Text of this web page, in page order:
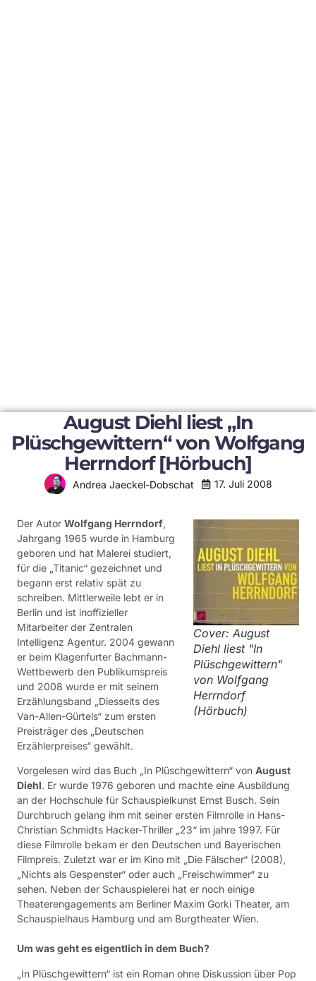
August Diehl liest „In
Plüschgewittern“ von Wolfgang
Herrndorf [Hörbuch]
Andrea Jaeckel-Dobschat 17. Juli 2008
Cover: August
Diehl liest "In
Plüschgewittern"
von Wolfgang
Herrndorf
(Hörbuch)
Der Autor Wolfgang Herrndorf,
Jahrgang 1965 wurde in Hamburg
geboren und hat Malerei studiert,
für die „Titanic“ gezeichnet und
begann erst relativ spät zu
schreiben. Mittlerweile lebt er in
Berlin und ist inoffizieller
Mitarbeiter der Zentralen
Intelligenz Agentur. 2004 gewann
er beim Klagenfurter Bachmann-
Wettbewerb den Publikumspreis
und 2008 wurde er mit seinem
Erzählungsband „Diesseits des
Van-Allen-Gürtels“ zum ersten
Preisträger des „Deutschen
Erzählerpreises“ gewählt.
Vorgelesen wird das Buch „In Plüschgewittern“ von August
Diehl. Er wurde 1976 geboren und machte eine Ausbildung
an der Hochschule für Schauspielkunst Ernst Busch. Sein
Durchbruch gelang ihm mit seiner ersten Filmrolle in Hans-
Christian Schmidts Hacker-Thriller „23“ im jahre 1997. Für
diese Filmrolle bekam er den Deutschen und Bayerischen
Filmpreis. Zuletzt war er im Kino mit „Die Fälscher“ (2008),
„Nichts als Gespenster“ oder auch „Freischwimmer“ zu
sehen. Neben der Schauspielerei hat er noch einige
Theaterengagements am Berliner Maxim Gorki Theater, am
Schauspielhaus Hamburg und am Burgtheater Wien.
Um was geht es eigentlich in dem Buch?
„In Plüschgewittern“ ist ein Roman ohne Diskussion über Pop